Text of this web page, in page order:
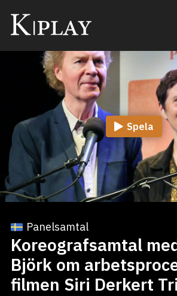
Kategorier
Mina favoriter
Spela
Panelsamtal
Koreografsamtal
Björk om
filmen Siri Derkert